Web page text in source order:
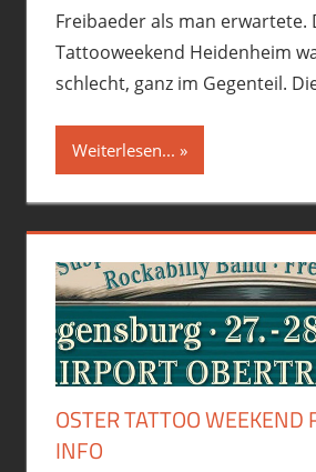
Freibaeder als man erwartete.
Tattooweekend Heidenheim
schlecht, ganz im Gegenteil.
Weiterlesen...
OSTER TATTOO WEEKEND
INFO